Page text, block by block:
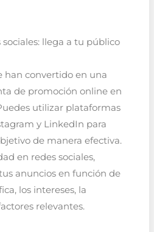
llega a tu público
han convertido en una
de promoción online en
utilizar plataformas
y LinkedIn para
de manera efectiva.
en redes sociales,
anuncios en función de
los intereses, la
relevantes.